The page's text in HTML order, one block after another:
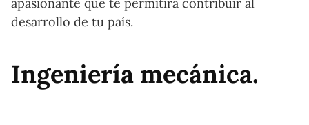
desarrollo de tu país.
Ingeniería mecánica.